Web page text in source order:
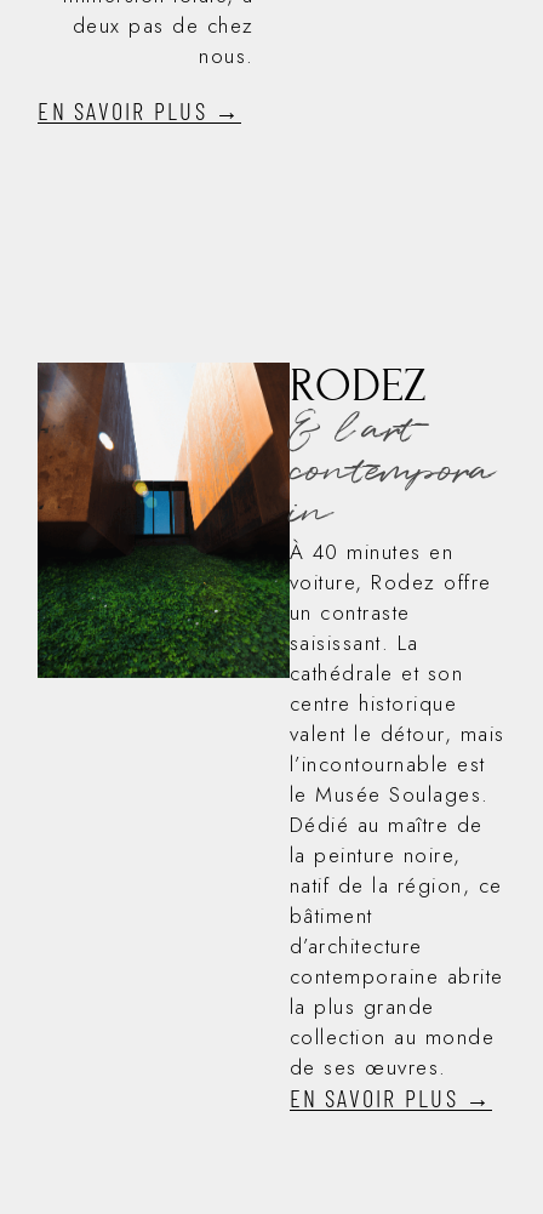
deux pas de chez
nous.
EN SAVOIR PLUS →
RODEZ
& l’art
contempora
in
À 40 minutes en
voiture, Rodez offre
un contraste
saisissant. La
cathédrale et son
centre historique
valent le détour, mais
l’incontournable est
le Musée Soulages.
Dédié au maître de
la peinture noire,
natif de la région, ce
bâtiment
d’architecture
contemporaine abrite
la plus grande
collection au monde
de ses œuvres.
EN SAVOIR PLUS →